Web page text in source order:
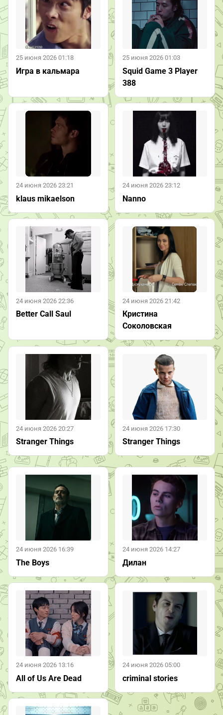
25 июня 2026 01:18
Игра в кальмара
25 июня 2026 01:03
Squid Game 3 Player
388
24 июня 2026 23:21
klaus mikaelson
24 июня 2026 23:12
Nanno
24 июня 2026 22:36
Better Call Saul
24 июня 2026 21:42
Кристина
Соколовская
24 июня 2026 20:27
Stranger Things
24 июня 2026 17:30
Stranger Things
24 июня 2026 16:39
The Boys
24 июня 2026 14:27
Дилан
24 июня 2026 13:16
All of Us Are Dead
24 июня 2026 05:00
criminal stories